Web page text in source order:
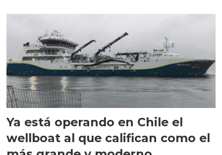
Ya está operando en Chile el
wellboat al que califican como el